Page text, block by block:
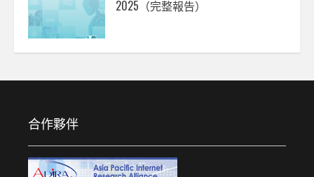
2025（完整報告）
合作夥伴